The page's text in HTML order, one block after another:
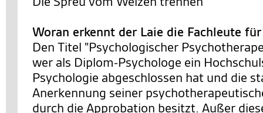
Woran erkennt der Laie die Fachleute
Den Titel "Psychologischer
wer als Diplom-Psychologe ein
Psychologie abgeschlossen hat und die
Anerkennung seiner
durch die Approbation besitzt. Außer